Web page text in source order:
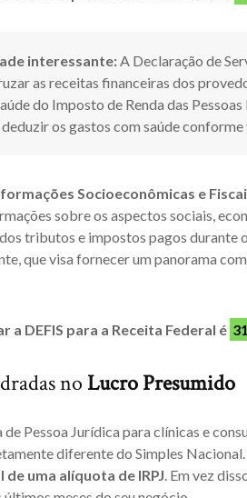
interessante:A Declaração de
as receitas financeiras dos
do Imposto de Renda das
os gastos com saúde
Socioeconômicas e
sobre os aspectos sociais,
tributos e impostos pagos durante
que visa fornecer um panorama
a DEFIS para a Receita Federal é
no Lucro Presumido
Pessoa Jurídica para clínicas e
diferente do Simples
uma alíquota de IRPJ. Em vez